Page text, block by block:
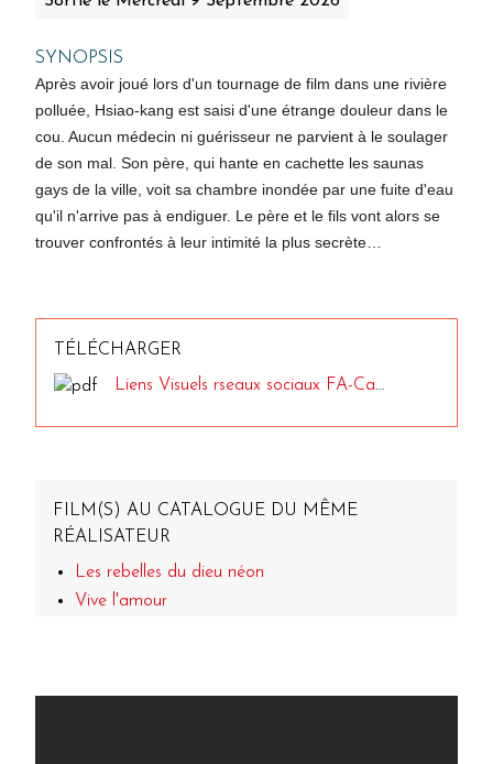
SYNOPSIS
Après avoir joué lors d'un tournage de film dans une rivière
polluée, Hsiao-kang est saisi d'une étrange douleur dans le
cou. Aucun médecin ni guérisseur ne parvient à le soulager
de son mal. Son père, qui hante en cachette les saunas
gays de la ville, voit sa chambre inondée par une fuite d'eau
qu'il n'arrive pas à endiguer. Le père et le fils vont alors se
trouver confrontés à leur intimité la plus secrète…
TÉLÉCHARGER
Liens Visuels rseaux sociaux FA-Cartons DCP_TSAI MING LANG.pdf
FILM(S) AU CATALOGUE DU MÊME
RÉALISATEUR
Les rebelles du dieu néon
Vive l'amour